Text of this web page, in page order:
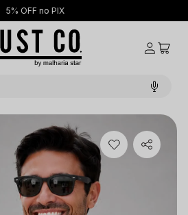
5% OFF no PIX